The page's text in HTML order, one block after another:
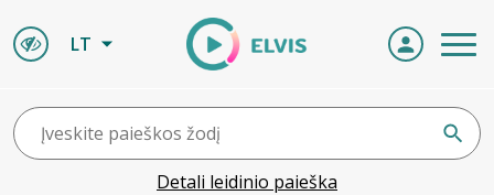
LT
Detali leidinio paieška